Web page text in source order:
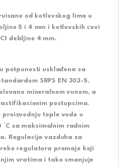
od kotlovskog lima u
5 i 4 mm i kotlovskih cevi
debljine 4 mm.
potpunosti usklađena sa
SRPS EN 303-5.
mineralnom vunom, a
postupcima.
proizvodnju tople vode u
sa maksimalnim radnim
Regulacija vazduha za
regulatora promaje koji
vratima i tako smanjuje